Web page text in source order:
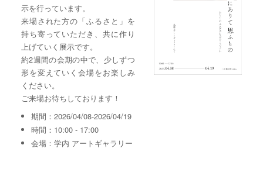
示を行っています。
来場された方の「ふるさと」を
持ち寄っていただき、共に作り
上げていく展示です。
約2週間の会期の中で、少しずつ
形を変えていく会場をお楽しみ
ください。
ご来場お待ちしております！
期間：2026/04/08-2026/04/19
時間：10:00 - 17:00
会場：学内 アートギャラリー